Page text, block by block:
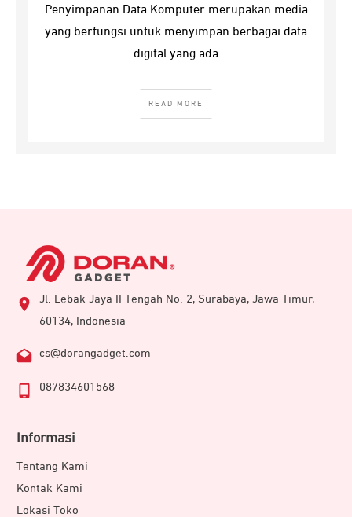
Penyimpanan Data Komputer merupakan media
yang berfungsi untuk menyimpan berbagai data
digital yang ada
READ MORE
Jl. Lebak Jaya II Tengah No. 2, Surabaya, Jawa Timur,
60134, Indonesia
cs@dorangadget.com
087834601568
Informasi
Tentang Kami
Kontak Kami
Lokasi Toko